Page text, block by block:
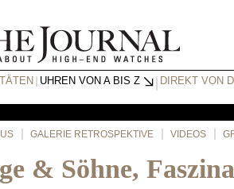
UHREN VON A BIS Z DIREKT VON
GALERIE RETROSPEKTIVE VIDEOS
& Söhne,